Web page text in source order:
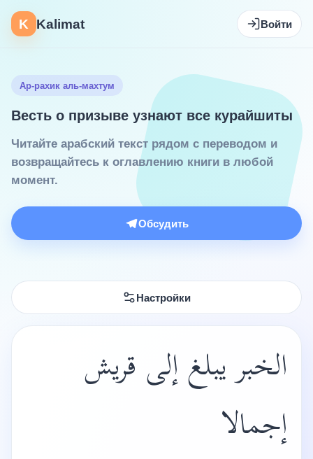
K Kalimat Войти
Ар-рахик аль-махтум
Весть о призыве узнают все курайшиты
Читайте арабский текст рядом с переводом и
возвращайтесь к оглавлению книги в любой
момент.
Обсудить
Настройки
الخبر يبلغ إلى قريش
إجمالا